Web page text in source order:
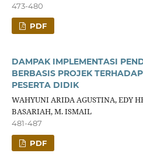
473-480
PDF
DAMPAK IMPLEMENTASI
BERBASIS PROJEK
PESERTA DIDIK
WAHYUNI ARIDA AGUSTINA, EDY
BASARIAH, M. ISMAIL
481-487
PDF